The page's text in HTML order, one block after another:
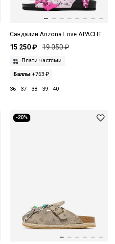
Сандалии Arizona Love APACHE
15 250 ₽ 19 050 ₽
Плати частями
Баллы+763 ₽
36 37 38 39 40
-20%